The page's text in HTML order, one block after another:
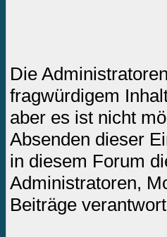
Die
fragwürdigem
aber es ist nicht
Absenden dieser
in diesem Forum
Administratoren,
Beiträge